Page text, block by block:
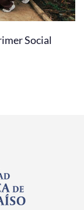
Social